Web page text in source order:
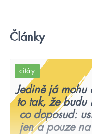
Články
citáty
Jedině já mohu
to tak, že budu
co doposud:
jen a pouze